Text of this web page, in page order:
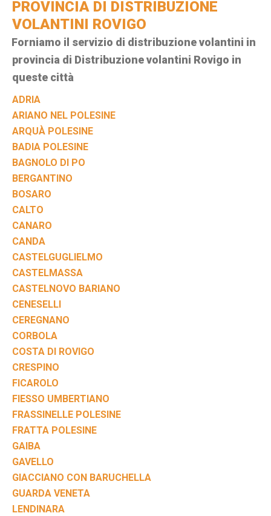
PROVINCIA DI DISTRIBUZIONE
VOLANTINI ROVIGO
Forniamo il servizio di distribuzione volantini in
provincia di Distribuzione volantini Rovigo in
queste città
ADRIA
ARIANO NEL POLESINE
ARQUÀ POLESINE
BADIA POLESINE
BAGNOLO DI PO
BERGANTINO
BOSARO
CALTO
CANARO
CANDA
CASTELGUGLIELMO
CASTELMASSA
CASTELNOVO BARIANO
CENESELLI
CEREGNANO
CORBOLA
COSTA DI ROVIGO
CRESPINO
FICAROLO
FIESSO UMBERTIANO
FRASSINELLE POLESINE
FRATTA POLESINE
GAIBA
GAVELLO
GIACCIANO CON BARUCHELLA
GUARDA VENETA
LENDINARA